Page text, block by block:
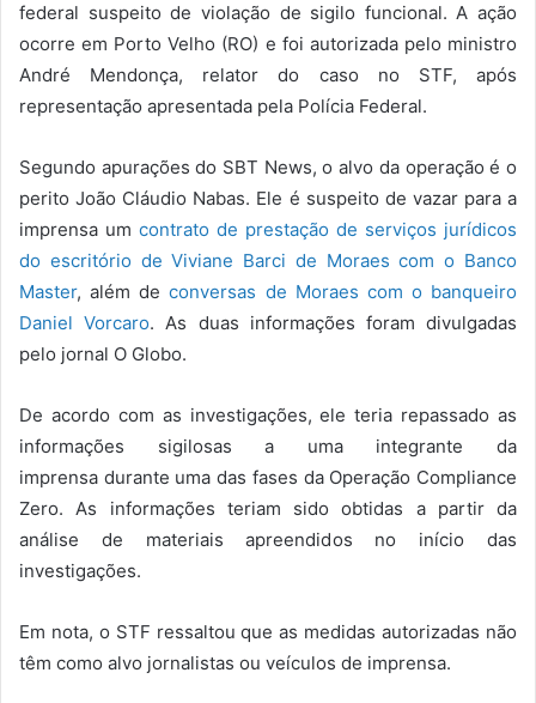
federal suspeito de violação de sigilo funcional. A ação
ocorre em Porto Velho (RO) e foi autorizada pelo ministro
André Mendonça, relator do caso no STF, após
representação apresentada pela Polícia Federal.
Segundo apurações do SBT News, o alvo da operação é o
perito João Cláudio Nabas. Ele é suspeito de vazar para a
imprensa um contrato de prestação de serviços jurídicos
do escritório de Viviane Barci de Moraes com o Banco
Master, além deconversas de Moraes com o banqueiro
Daniel Vorcaro. As duas informações foram divulgadas
pelo jornal O Globo.
De acordo com as investigações, ele teria repassado as
informações sigilosas a uma integrante da
imprensa durante uma das fases da Operação Compliance
Zero. As informações teriam sido obtidas a partir da
análise de materiais apreendidos no início das
investigações.
Em nota, o STF ressaltou que as medidas autorizadas não
têm como alvo jornalistas ou veículos de imprensa.